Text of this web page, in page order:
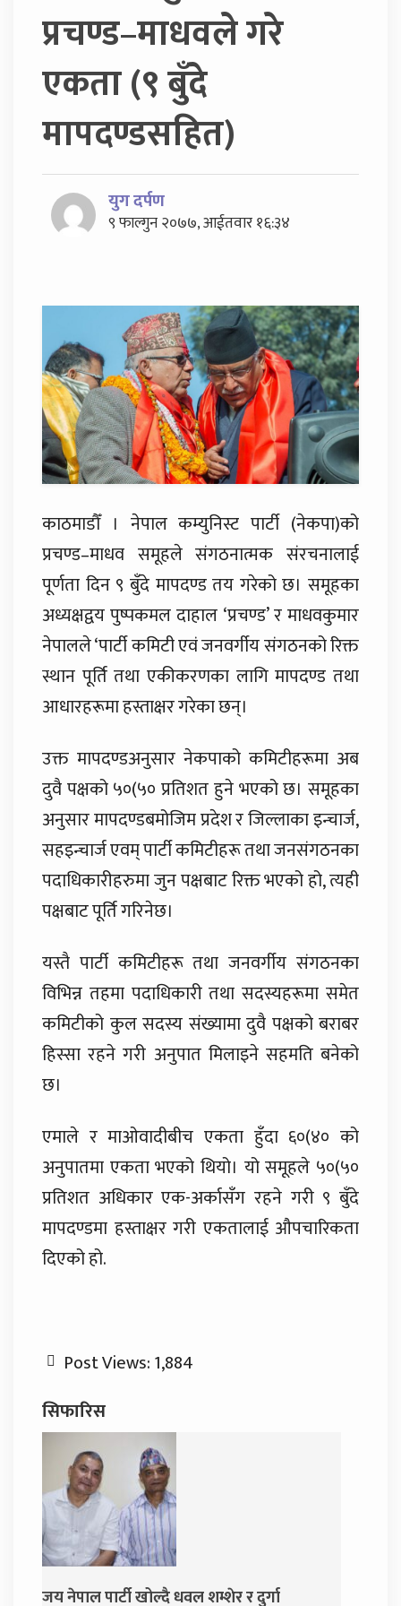
प्रचण्ड–माधवले गरे
एकता (९ बुँदे
मापदण्डसहित)
युग दर्पण
९ फाल्गुन २०७७, आईतवार १६:३४
काठमाडौँ । नेपाल कम्युनिस्ट पार्टी (नेकपा)को
प्रचण्ड–माधव समूहले संगठनात्मक संरचनालाई
पूर्णता दिन ९ बुँदे मापदण्ड तय गरेको छ। समूहका
अध्यक्षद्वय पुष्पकमल दाहाल ‘प्रचण्ड’ र माधवकुमार
नेपालले ‘पार्टी कमिटी एवं जनवर्गीय संगठनको रिक्त
स्थान पूर्ति तथा एकीकरणका लागि मापदण्ड तथा
आधारहरूमा हस्ताक्षर गरेका छन्।
उक्त मापदण्डअनुसार नेकपाको कमिटीहरूमा अब
दुवै पक्षको ५०(५० प्रतिशत हुने भएको छ। समूहका
अनुसार मापदण्डबमोजिम प्रदेश र जिल्लाका इन्चार्ज,
सहइन्चार्ज एवम्‌ पार्टी कमिटीहरू तथा जनसंगठनका
पदाधिकारीहरुमा जुन पक्षबाट रिक्त भएको हो, त्यही
पक्षबाट पूर्ति गरिनेछ।
यस्तै पार्टी कमिटीहरू तथा जनवर्गीय संगठनका
विभिन्न तहमा पदाधिकारी तथा सदस्यहरूमा समेत
कमिटीको कुल सदस्य संख्यामा दुवै पक्षको बराबर
हिस्सा रहने गरी अनुपात मिलाइने सहमति बनेको
छ।
एमाले र माओवादीबीच एकता हुँदा ६०(४० को
अनुपातमा एकता भएको थियो। यो समूहले ५०(५०
प्रतिशत अधिकार एक-अर्कासँग रहने गरी ९ बुँदे
मापदण्डमा हस्ताक्षर गरी एकतालाई औपचारिकता
दिएको हो.
Post Views:1,884
सिफारिस
र दुर्गा दुर्गा प्रसाईंलाई रिहा गर्न अदालतको आदेश